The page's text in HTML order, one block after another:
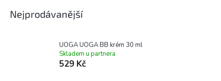
Nejprodávanější
UOGA UOGA BB krém 30 ml
Skladem u partnera
529 Kč